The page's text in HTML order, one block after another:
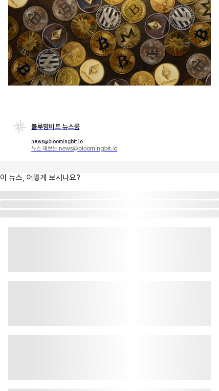
블루밍비트 뉴스룸
news@bloomingbit.io
뉴스 제보는 news@bloomingbit.io
이 뉴스, 어떻게 보시나요?